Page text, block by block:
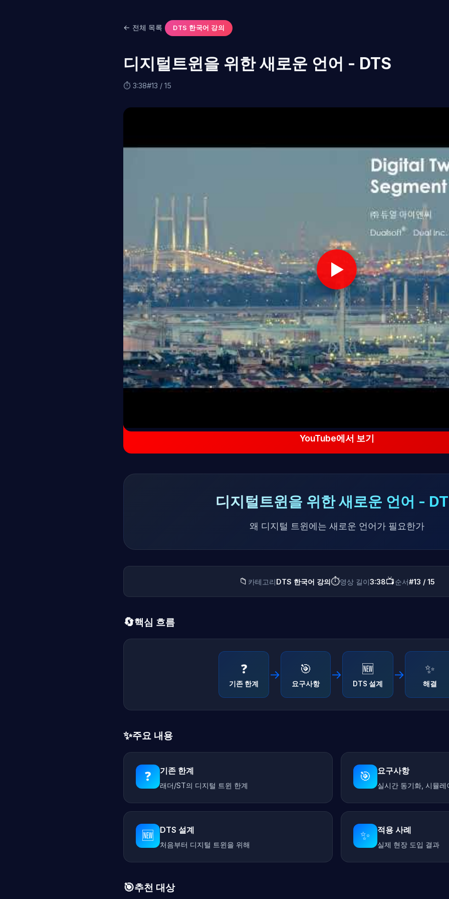
← 전체 목록 DTS 한국어 강의
디지털트윈을 위한 새로운 언어 - DTS
⏱ 3:38#13 / 15
▶
YouTube에서 보기
디지털트윈을 위한 새로운 언어 -
왜 디지털 트윈에는 새로운 언어가 필요한가
📁 카테고리DTS 한국어 강의⏱️영상 길이3:38📺순서#13 / 15
🔄핵심 흐름
❓
기존 한계
→ 🎯
요구사항
→ 🆕
DTS 설계
→ ✨
해결
✨주요 내용
❓ 기존 한계
래더/ST의 디지털 트윈 한계
🎯 요구사항
실시간 동기화, 시뮬레
🆕 DTS 설계
처음부터 디지털 트윈을 위해
✨ 적용 사례
실제 현장 도입 결과
🎯추천 대상